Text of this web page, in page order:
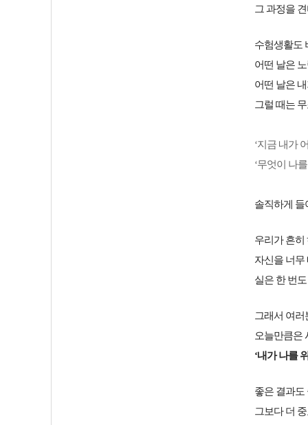
그 과정을
수험생활도
어떤 날은
어떤 날은
그럴 때는
‘지금 내가
‘무엇이 나
솔직하게 들
우리가 흔히
자신을 너무
실은 한 번
그래서 여러
오늘만큼은
‘내가 나를
좋은 결과도
그보다 더